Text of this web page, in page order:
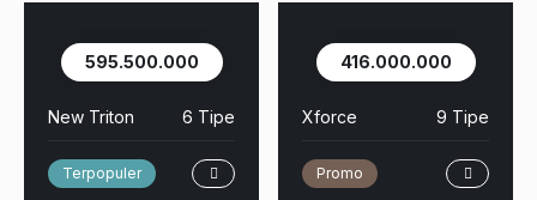
595.500.000
New Triton 6 Tipe
Terpopuler
416.000.000
Xforce 9 Tipe
Promo